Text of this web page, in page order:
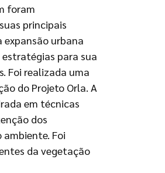
foram
principais
expansão urbana
para sua
Foi realizada uma
do Projeto Orla. A
em técnicas
dos
Foi
da vegetação